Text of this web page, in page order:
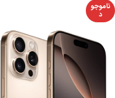
ناموجو
د